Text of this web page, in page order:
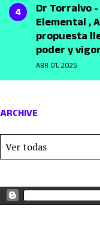
Dr Torralvo
Elemental ,
propuesta
poder y
ABR 01, 2025
ARCHIVE